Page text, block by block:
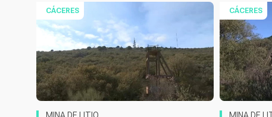
CÁCERES CÁCERES